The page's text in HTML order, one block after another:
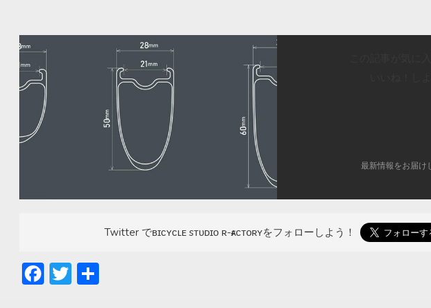
最新情報をお届け
Twitter でʙɪᴄʏᴄʟᴇ sᴛᴜᴅɪᴏ ʀ-ғᴀᴄᴛᴏʀʏをフォローしよう！
Facebook
Twitter